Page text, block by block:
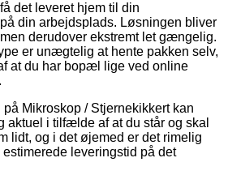
det leveret hjem til din
din arbejdsplads. Løsningen bliver
derudover ekstremt let gængelig.
er unægtelig at hente pakken selv,
at du har bopæl lige ved online
Mikroskop / Stjernekikkert kan
i tilfælde af at du står og skal
lidt, og i det øjemed er det rimelig
leveringstid på det